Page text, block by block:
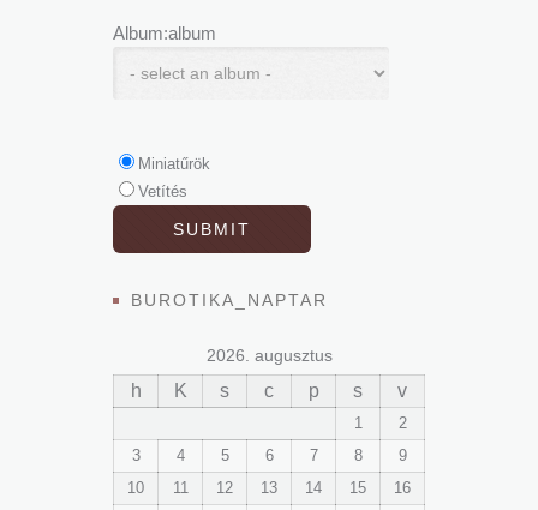
Album:album
Miniatűrök
Vetítés
BUROTIKA_NAPTAR
2026. augusztus
h K s c p s v
1
2
3
4 5 6 7 8
9
10
11 12 13 14 15
16